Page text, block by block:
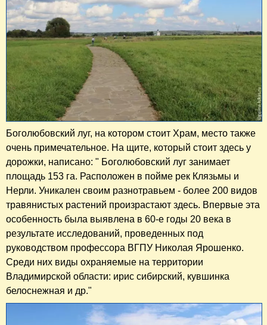
Боголюбовский луг, на котором стоит Храм, место также
очень примечательное. На щите, который стоит здесь у
дорожки, написано: " Боголюбовский луг занимает
площадь 153 га. Расположен в пойме рек Клязьмы и
Нерли. Уникален своим разнотравьем - более 200 видов
травянистых растений произрастают здесь. Впервые эта
особенность была выявлена в 60-е годы 20 века в
результате исследований, проведенных под
руководством профессора ВГПУ Николая Ярошенко.
Среди них виды охраняемые на территории
Владимирской области: ирис сибирский, кувшинка
белоснежная и др."